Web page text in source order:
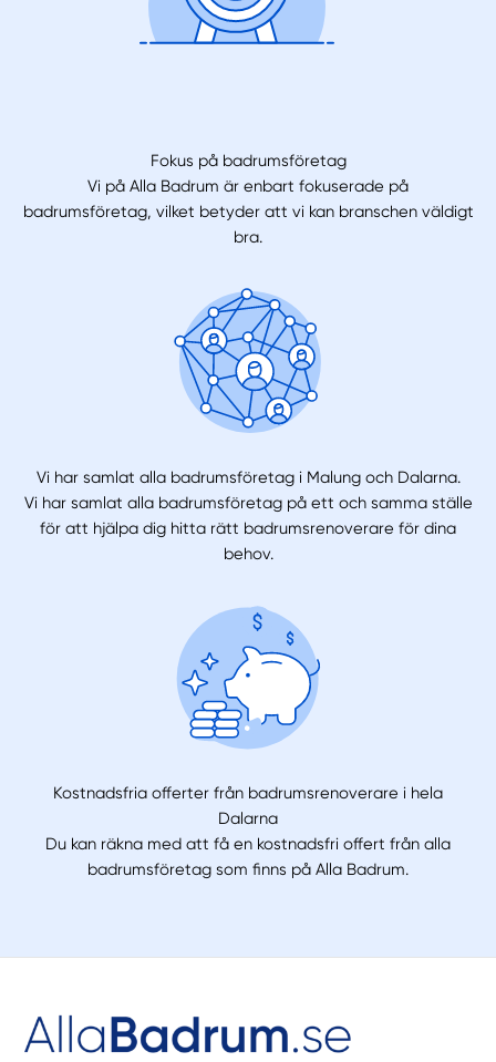
Fokus på badrumsföretag
Vi på Alla Badrum är enbart fokuserade på
badrumsföretag, vilket betyder att vi kan branschen väldigt
bra.
Vi har samlat alla badrumsföretag i Malung och Dalarna.
Vi har samlat alla badrumsföretag på ett och samma ställe
för att hjälpa dig hitta rätt badrumsrenoverare för dina
behov.
Kostnadsfria offerter från badrumsrenoverare i hela
Dalarna
Du kan räkna med att få en kostnadsfri offert från alla
badrumsföretag som finns på Alla Badrum.